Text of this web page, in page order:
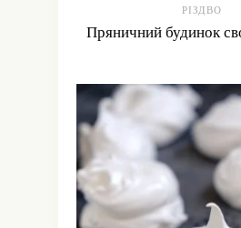
РІЗДВО
Пряничний будинок